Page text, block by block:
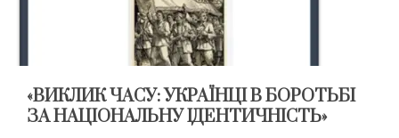
«ВИКЛИК ЧАСУ: УКРАЇНЦІ В БОРОТЬБІ
ЗА НАЦІОНАЛЬНУ ІДЕНТИЧНІСТЬ»